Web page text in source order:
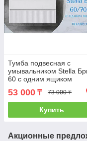
Тумба подвесная с
умывальником Stella
60 с одним ящиком
53 000 ₸ 73 000 ₸
Купить
Акционные